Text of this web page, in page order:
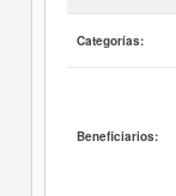
Categorías:
Beneficiarios: